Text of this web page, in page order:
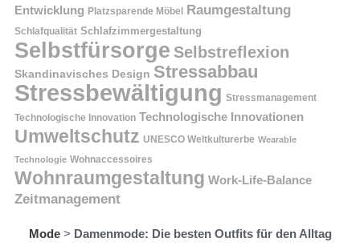
Entwicklung Platzsparende Möbel Raumgestaltung
Schlafqualität Schlafzimmergestaltung
Selbstfürsorge Selbstreflexion
Skandinavisches Design Stressabbau
Stressbewältigung Stressmanagement
Technologische Innovation Technologische Innovationen
Umweltschutz UNESCO Weltkulturerbe Wearable
Technologie Wohnaccessoires
Wohnraumgestaltung Work-Life-Balance
Zeitmanagement
Mode> Damenmode: Die besten Outfits für den Alltag